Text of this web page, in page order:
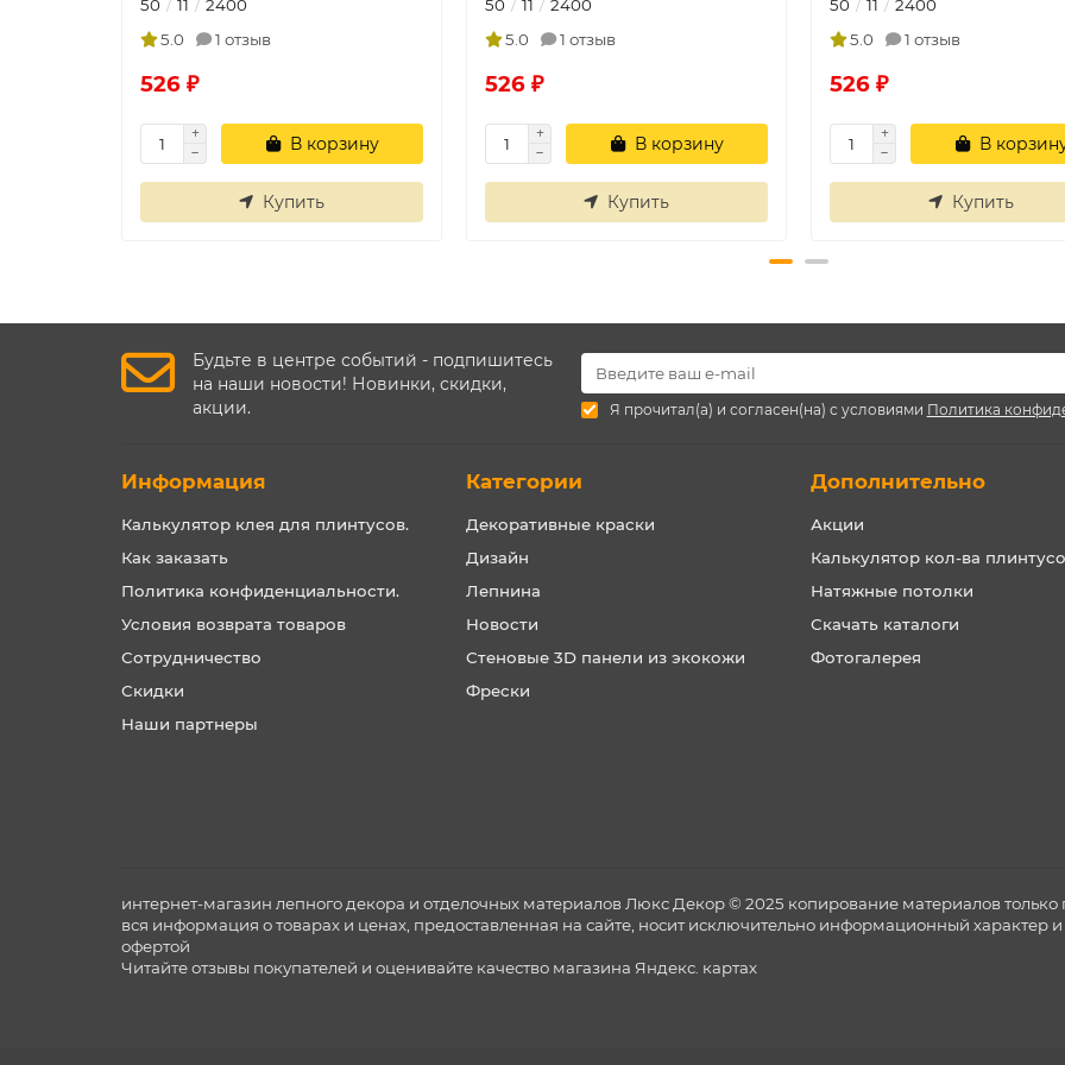
50 11
2400
5.0
1 отзыв
526 ₽
В корзину
Купить
50 11
2400
5.0
1 отзыв
526 ₽
В корзину
Купить
50 11
2400
5.0
1 отзыв
526 ₽
В
Купить
Будьте в центре событий - подпишитесь
на наши новости! Новинки, скидки,
акции.
Я прочитал(а) и согласен(на) с условиями Политика
Информация
Калькулятор клея для плинтусов.
Как заказать
Политика конфиденциальности.
Условия возврата товаров
Сотрудничество
Скидки
Наши партнеры
Категории
Декоративные краски
Дизайн
Лепнина
Новости
Стеновые 3D панели из экокожи
Фрески
Дополнительно
Акции
Калькулятор кол-ва
Натяжные потолки
Скачать каталоги
Фотогалерея
интернет-магазин лепного декора и отделочных материалов Люкс Декор © 2025 копирование материалов
вся информация о товарах и ценах, предоставленная на сайте, носит исключительно информационный характер
офертой
Читайте отзывы покупателей и оценивайте качество магазина Яндекс. картах